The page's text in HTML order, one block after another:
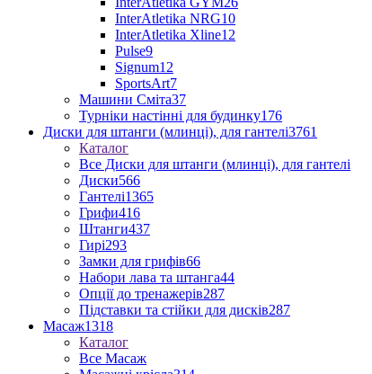
InterAtletika NRG10
InterAtletika Xline12
Pulse9
Signum12
SportsArt7
Машини Сміта37
Турніки настінні для будинку176
Диски для штанги (млинці), для гантелі3761
Каталог
Все Диски для штанги (млинці), для гантелі
Диски566
Гантелі1365
Грифи416
Штанги437
Гирі293
Замки для грифів66
Набори лава та штанга44
Опції до тренажерів287
Підставки та стійки для дисків287
Масаж1318
Каталог
Все Масаж